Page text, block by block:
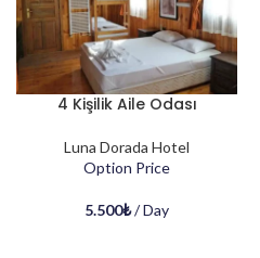
4 Kişilik Aile Odası
Luna Dorada Hotel
Option Price
5.500₺/ Day